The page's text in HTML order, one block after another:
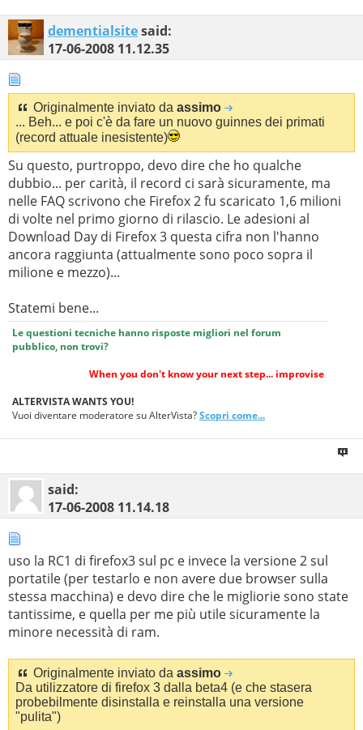
dementialsitesaid:
17-06-2008 11.12.35
Originalmente inviato da assimo
... Beh... e poi c'è da fare un nuovo guinnes dei primati
(record attuale inesistente)
Su questo, purtroppo, devo dire che ho qualche
dubbio... per carità, il record ci sarà sicuramente, ma
nelle FAQ scrivono che Firefox 2 fu scaricato 1,6 milioni
di volte nel primo giorno di rilascio. Le adesioni al
Download Day di Firefox 3 questa cifra non l'hanno
ancora raggiunta (attualmente sono poco sopra il
milione e mezzo)...
Statemi bene...
Le questioni tecniche hanno risposte migliori nel forum
pubblico, non trovi?
When you don't know your next step... improvise
ALTERVISTA WANTS YOU!
Vuoi diventare moderatore su AlterVista?Scopri come...
said:
17-06-2008 11.14.18
uso la RC1 di firefox3 sul pc e invece la versione 2 sul
portatile (per testarlo e non avere due browser sulla
stessa macchina) e devo dire che le migliorie sono state
tantissime, e quella per me più utile sicuramente la
minore necessità di ram.
Originalmente inviato da assimo
Da utilizzatore di firefox 3 dalla beta4 (e che stasera
probebilmente disinstalla e reinstalla una versione
"pulita")